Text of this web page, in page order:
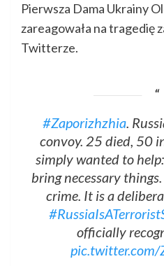
Pierwsza Dama Ukrainy
zareagowała na tragedię
Twitterze.
#Zaporizhzhia.
convoy. 25 died, 50
simply wanted to
bring necessary
crime. It is a
officially